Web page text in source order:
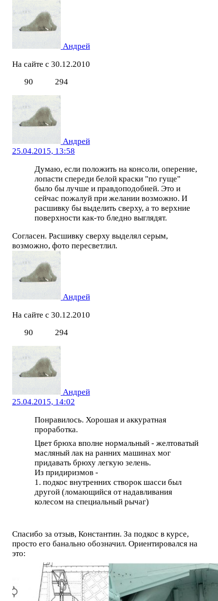
Андрей
На сайте с 30.12.2010
90
294
Андрей
25.04.2015, 13:58
Думаю, если положить на консоли, оперение,
лопасти спереди белой краски "по гуще"
было бы лучше и правдоподобней. Это и
сейчас пожалуй при желании возможно. И
расшивку бы выделить сверху, а то верхние
поверхности как-то бледно выглядят.
Согласен. Расшивку сверху выделял серым,
возможно, фото пересветлил.
Андрей
На сайте с 30.12.2010
90
294
Андрей
25.04.2015, 14:02
Понравилось. Хорошая и аккуратная
проработка.
Цвет брюха вполне нормальный - желтоватый
масляный лак на ранних машинах мог
придавать брюху легкую зелень.
Из придиризмов -
1. подкос внутренних створок шасси был
другой (ломающийся от надавливания
колесом на специальный рычаг)
Спасибо за отзыв, Константин. За подкос в курсе,
просто его банально обозначил. Ориентировался на
это: